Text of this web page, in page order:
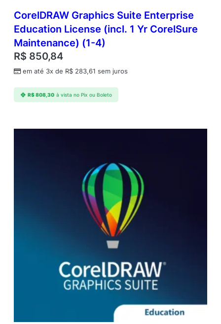
CorelDRAW Graphics Suite Enterprise
Education License (incl. 1 Yr CorelSure
Maintenance) (1-4)
R$ 850,84
em até 3x de R$ 283,61 sem juros
R$808,30 à vista no Pix ou Boleto